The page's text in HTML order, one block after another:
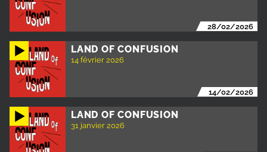
28/02/2026
LAND OF CONFUSION
14 février 2026
14/02/2026
LAND OF CONFUSION
31 janvier 2026